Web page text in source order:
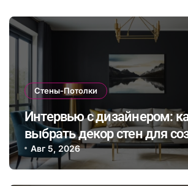
Стены-Потолки
Интервью с дизайнером:
выбрать декор стен для
уникальной атмосферы в
зонах квартиры
Авг 5, 2026